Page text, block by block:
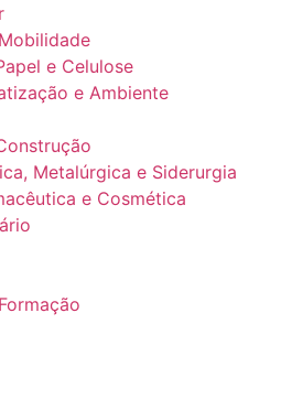
e Celulose
e Ambiente
Metalúrgica e Siderurgia
e Cosmética